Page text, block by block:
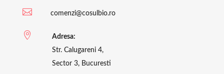
 comenzi@cosulbio.ro

Adresa:
Str. Calugareni 4,
Sector 3, Bucuresti